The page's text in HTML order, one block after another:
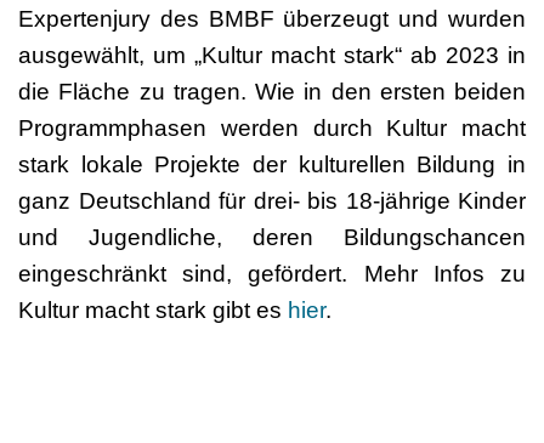
Expertenjury des BMBF überzeugt und wurden
ausgewählt, um „Kultur macht stark“ ab 2023 in
die Fläche zu tragen. Wie in den ersten beiden
Programmphasen werden durch Kultur macht
stark lokale Projekte der kulturellen Bildung in
ganz Deutschland für drei- bis 18-jährige Kinder
und Jugendliche, deren Bildungschancen
eingeschränkt sind, gefördert. Mehr Infos zu
Kultur macht stark gibt es hier.